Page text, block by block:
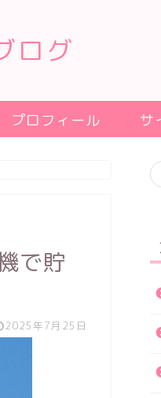
ログ
プロフィール サ
で貯
2025年7月25日